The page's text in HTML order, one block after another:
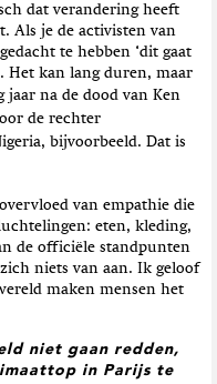
dat verandering heeft
Als je de activisten van
te hebben ‘dit gaat
Het kan lang duren, maar
jaar na de dood van Ken
de rechter
bijvoorbeeld. Dat is
van empathie die
eten, kleding,
de officiële standpunten
niets van aan. Ik geloof
maken mensen het
niet gaan redden,
in Parijs te